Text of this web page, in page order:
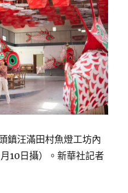
鎮汪滿田村魚燈工坊內
10日攝）。新華社記者